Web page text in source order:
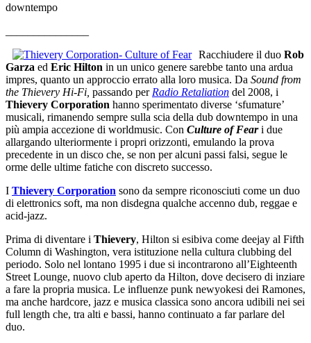
downtempo
Racchiudere il duo Rob
Garza ed Eric Hilton in un unico genere sarebbe tanto una ardua
impres, quanto un approccio errato alla loro musica. Da Sound from
the Thievery Hi-Fi, passando per Radio Retaliation del 2008, i
Thievery Corporation hanno sperimentato diverse ‘sfumature’
musicali, rimanendo sempre sulla scia della dub downtempo in una
più ampia accezione di worldmusic. Con Culture of Feari due
allargando ulteriormente i propri orizzonti, emulando la prova
precedente in un disco che, se non per alcuni passi falsi, segue le
orme delle ultime fatiche con discreto successo.
I Thievery Corporation sono da sempre riconosciuti come un duo
di elettronics soft, ma non disdegna qualche accenno dub, reggae e
acid-jazz.
Prima di diventare i Thievery, Hilton si esibiva come deejay al Fifth
Column di Washington, vera istituzione nella cultura clubbing del
periodo. Solo nel lontano 1995 i due si incontrarono all’Eighteenth
Street Lounge, nuovo club aperto da Hilton, dove decisero di inziare
a fare la propria musica. Le influenze punk newyokesi dei Ramones,
ma anche hardcore, jazz e musica classica sono ancora udibili nei sei
full length che, tra alti e bassi, hanno continuato a far parlare del
duo.